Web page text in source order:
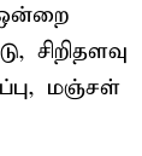
மஞ்சள்